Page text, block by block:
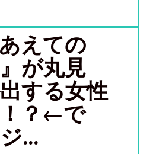
えての
が丸見
する女性
？←で
...